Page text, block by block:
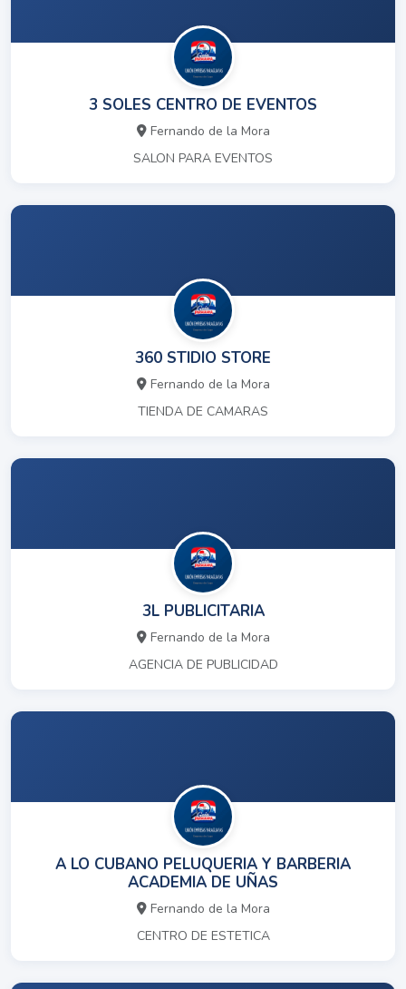
3 SOLES CENTRO DE EVENTOS
Fernando de la Mora
SALON PARA EVENTOS
360 STIDIO STORE
Fernando de la Mora
TIENDA DE CAMARAS
3L PUBLICITARIA
Fernando de la Mora
AGENCIA DE PUBLICIDAD
A LO CUBANO PELUQUERIA Y BARBERIA
ACADEMIA DE UÑAS
Fernando de la Mora
CENTRO DE ESTETICA